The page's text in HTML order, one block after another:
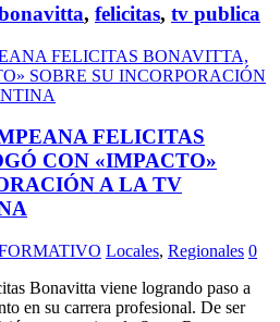
, felicitas, tv publica
FELICITAS
CON «IMPACTO»
A LA TV
Locales, Regionales 0
Bonavitta viene logrando paso a
en su carrera profesional. De ser